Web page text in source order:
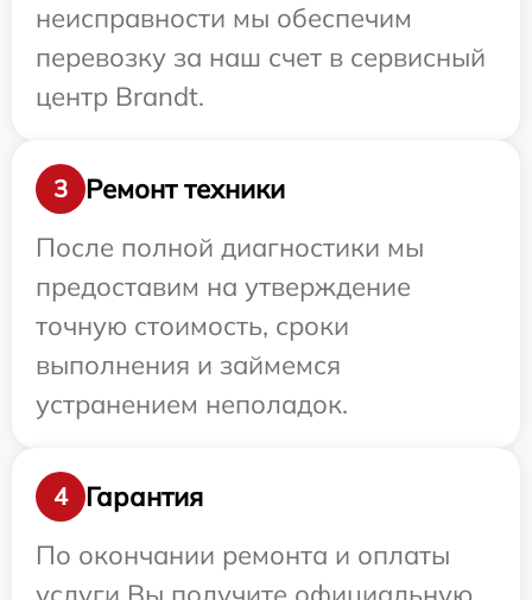
неисправности мы обеспечим
перевозку за наш счет в сервисный
центр Brandt.
3
Ремонт техники
После полной диагностики мы
предоставим на утверждение
точную стоимость, сроки
выполнения и займемся
устранением неполадок.
4
Гарантия
По окончании ремонта и оплаты